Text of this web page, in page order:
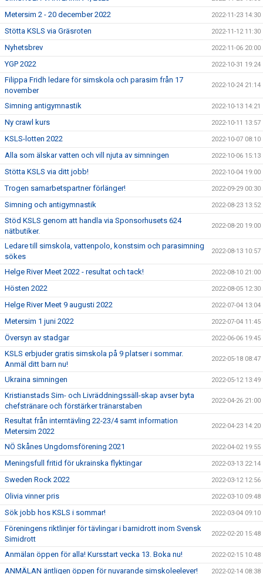
Metersim 2 - 20 december 2022 2022-11-23 14:30
Stötta KSLS via Gräsroten 2022-11-12 11:30
Nyhetsbrev 2022-11-06 20:00
YGP 2022 2022-10-31 19:24
Filippa Fridh ledare för simskola och parasim från 17
november
2022-10-24 21:14
Simning antigymnastik 2022-10-13 14:21
Ny crawl kurs 2022-10-11 13:57
KSLS-lotten 2022 2022-10-07 08:10
Alla som älskar vatten och vill njuta av simningen 2022-10-06 15:13
Stötta KSLS via ditt jobb! 2022-10-04 19:00
Trogen samarbetspartner förlänger! 2022-09-29 00:30
Simning och antigymnastik 2022-08-23 13:52
Stöd KSLS genom att handla via Sponsorhusets 624
nätbutiker.
2022-08-20 19:00
Ledare till simskola, vattenpolo, konstsim och parasimning
sökes
2022-08-13 10:57
Helge River Meet 2022 - resultat och tack! 2022-08-10 21:00
Hösten 2022 2022-08-05 12:30
Helge River Meet 9 augusti 2022 2022-07-04 13:04
Metersim 1 juni 2022 2022-07-04 11:45
Översyn av stadgar 2022-06-06 19:45
KSLS erbjuder gratis simskola på 9 platser i sommar.
Anmäl ditt barn nu!
2022-05-18 08:47
Ukraina simningen 2022-05-12 13:49
Kristianstads Sim- och Livräddningssäll-skap avser byta
chefstränare och förstärker tränarstaben
2022-04-26 21:00
Resultat från interntävling 22-23/4 samt information
Metersim 2022
2022-04-23 14:20
NÖ Skånes Ungdomsförening 2021 2022-04-02 19:55
Meningsfull fritid för ukrainska flyktingar 2022-03-13 22:14
Sweden Rock 2022 2022-03-12 12:56
Olivia vinner pris 2022-03-10 09:48
Sök jobb hos KSLS i sommar! 2022-03-04 09:10
Föreningens riktlinjer för tävlingar i barnidrott inom Svensk
Simidrott
2022-02-20 15:48
Anmälan öppen för alla! Kursstart vecka 13. Boka nu! 2022-02-15 10:48
ANMÄLAN äntligen öppen för nuvarande simskoleelever! 2022-02-14 08:38